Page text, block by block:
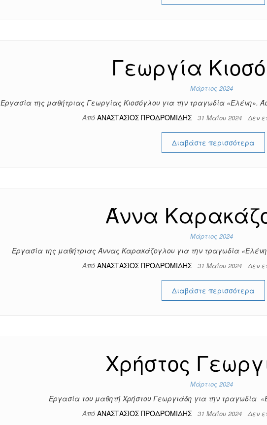
Γεωργία
Μάρτιος 2024
Εργασία της μαθήτριας Γεωργίας Κιοσόγλου για την τραγωδία «Ελένη».
Από ΑΝΑΣΤΑΣΙΟΣ ΠΡΟΔΡΟΜΙΔΗΣ 31 Μαΐου 2024 Δεν
Διαβάστε περισσότερα
Άννα
Μάρτιος 2024
Εργασία της μαθήτριας Άννας Καρακάζογλου για την τραγωδία
Από ΑΝΑΣΤΑΣΙΟΣ ΠΡΟΔΡΟΜΙΔΗΣ 31 Μαΐου 2024 Δεν
Διαβάστε περισσότερα
Χρήστος
Μάρτιος 2024
Εργασία του μαθητή Χρήστου Γεωργιάδη για την τραγωδία
Από ΑΝΑΣΤΑΣΙΟΣ ΠΡΟΔΡΟΜΙΔΗΣ 31 Μαΐου 2024 Δεν